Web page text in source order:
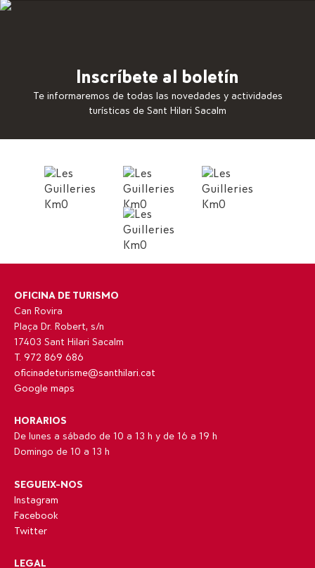
Inscríbete al boletín
Te informaremos de todas las novedades y actividades
turísticas de Sant Hilari Sacalm
OFICINA DE TURISMO
Can Rovira
Plaça Dr. Robert, s/n
17403 Sant Hilari Sacalm
T. 972 869 686
oficinadeturisme@santhilari.cat
Google maps
HORARIOS
De lunes a sábado de 10 a 13 h y de 16 a 19 h
Domingo de 10 a 13 h
SEGUEIX-NOS
Instagram
Facebook
Twitter
LEGAL